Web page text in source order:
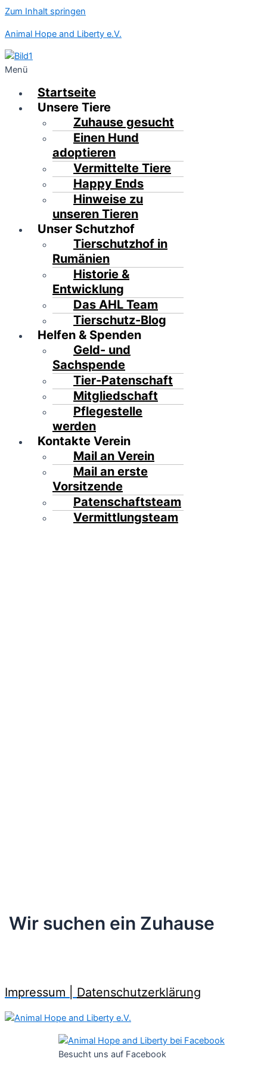
Zum Inhalt springen
Animal Hope and Liberty e.V.
Menü
Startseite
Unsere Tiere
Zuhause gesucht
Einen Hund
adoptieren
Vermittelte Tiere
Happy Ends
Hinweise zu
unseren Tieren
Unser Schutzhof
Tierschutzhof in
Rumänien
Historie &
Entwicklung
Das AHL Team
Tierschutz-Blog
Helfen & Spenden
Geld- und
Sachspende
Tier-Patenschaft
Mitgliedschaft
Pflegestelle
werden
Kontakte Verein
Mail an Verein
Mail an erste
Vorsitzende
Patenschaftsteam
Vermittlungsteam
Wir suchen ein Zuhause
Impressum | Datenschutzerklärung
Besucht uns auf Facebook